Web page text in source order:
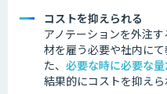
コストを抑えられる
アノテーションを外注
材を雇う必要や社内に
た、 必要な時に必要な
結果的にコストを抑えら